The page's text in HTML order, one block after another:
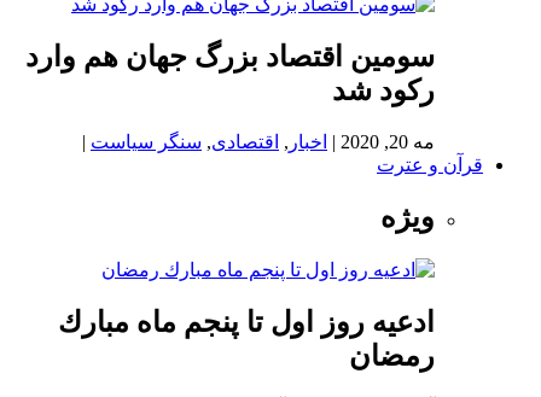
سومین اقتصاد بزرگ جهان هم وارد
رکود شد
مه 20, 2020 | اخبار , اقتصادی, سنگر سیاست |
قرآن و عترت
ویژه
ادعيه روز اول تا پنجم ماه مبارك
رمضان